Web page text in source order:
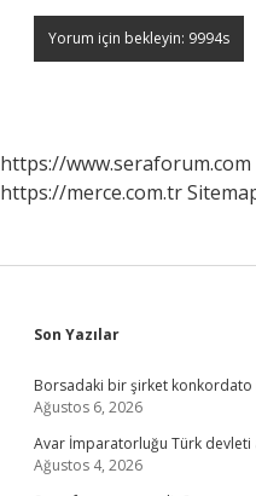
https://www.seraforum.com
https://merce.com.tr
Sidebar
Son Yazılar
Borsadaki bir şirket konkordato
Ağustos 6, 2026
Avar İmparatorluğu Türk devleti
Ağustos 4, 2026